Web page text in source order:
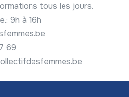
tous les jours.
9h à 16h
69